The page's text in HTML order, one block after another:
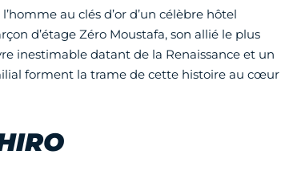
au clés d’or d’un célèbre hôtel
d’étage Zéro Moustafa, son allié le plus
inestimable datant de la Renaissance et un
forment la trame de cette histoire au cœur